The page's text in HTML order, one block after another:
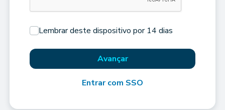
Lembrar deste dispositivo por 14 dias
Avançar
Entrar com SSO